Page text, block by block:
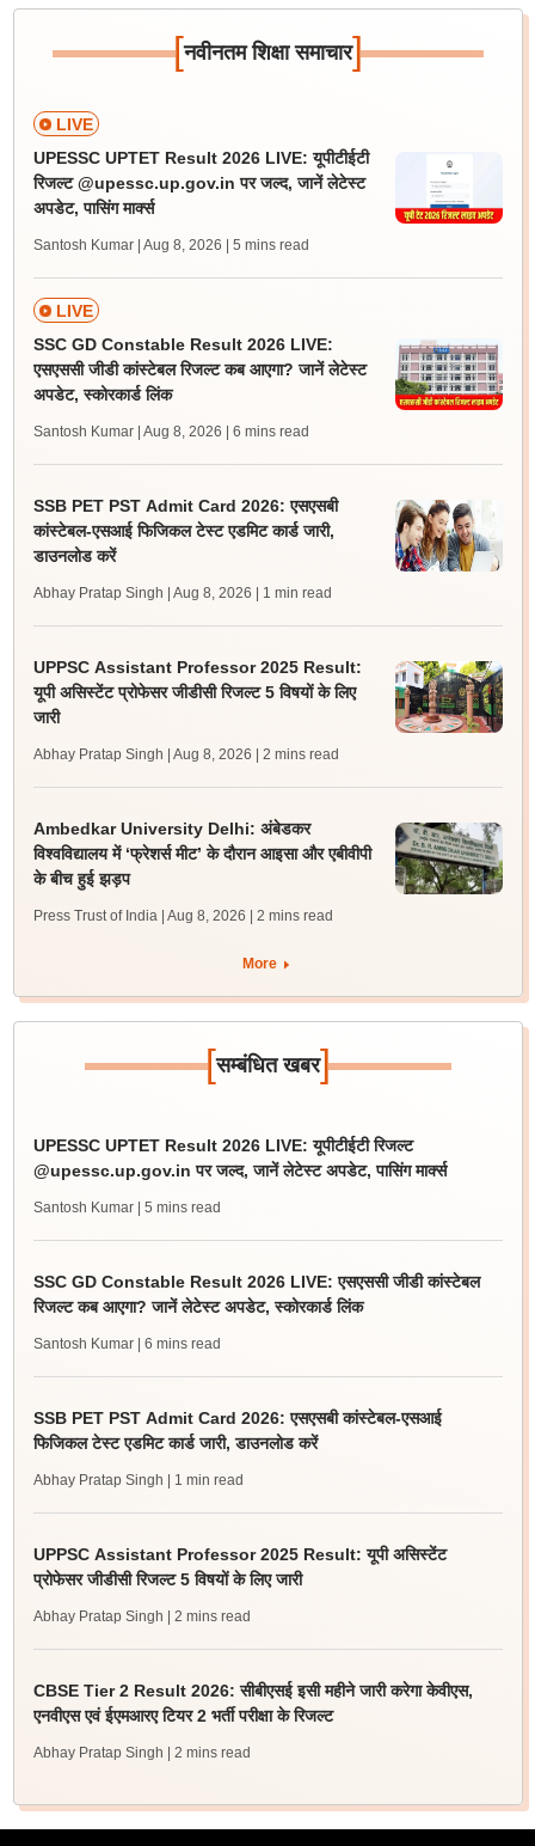
[नवीनतम शिक्षा समाचार]
LIVE
UPESSC UPTET Result 2026 LIVE: यूपीटीईटी
रिजल्ट @upessc.up.gov.in पर जल्द, जानें लेटेस्ट
अपडेट, पासिंग मार्क्स
Santosh Kumar | Aug 8, 2026 | 5 mins read
LIVE
SSC GD Constable Result 2026 LIVE:
एसएससी जीडी कांस्टेबल रिजल्ट कब आएगा? जानें लेटेस्ट
अपडेट, स्कोरकार्ड लिंक
Santosh Kumar | Aug 8, 2026 | 6 mins read
SSB PET PST Admit Card 2026: एसएसबी
कांस्टेबल-एसआई फिजिकल टेस्ट एडमिट कार्ड जारी,
डाउनलोड करें
Abhay Pratap Singh | Aug 8, 2026 | 1 min read
UPPSC Assistant Professor 2025 Result:
यूपी असिस्टेंट प्रोफेसर जीडीसी रिजल्ट 5 विषयों के लिए
जारी
Abhay Pratap Singh | Aug 8, 2026 | 2 mins read
Ambedkar University Delhi: अंबेडकर
विश्वविद्यालय में ‘फ्रेशर्स मीट’ के दौरान आइसा और एबीवीपी
के बीच हुई झड़प
Press Trust of India | Aug 8, 2026 | 2 mins read
More
[सम्बंधित खबर]
UPESSC UPTET Result 2026 LIVE: यूपीटीईटी रिजल्ट
@upessc.up.gov.in पर जल्द, जानें लेटेस्ट अपडेट, पासिंग मार्क्स
Santosh Kumar | 5 mins read
SSC GD Constable Result 2026 LIVE: एसएससी जीडी कांस्टेबल
रिजल्ट कब आएगा? जानें लेटेस्ट अपडेट, स्कोरकार्ड लिंक
Santosh Kumar | 6 mins read
SSB PET PST Admit Card 2026: एसएसबी कांस्टेबल-एसआई
फिजिकल टेस्ट एडमिट कार्ड जारी, डाउनलोड करें
Abhay Pratap Singh | 1 min read
UPPSC Assistant Professor 2025 Result: यूपी असिस्टेंट
प्रोफेसर जीडीसी रिजल्ट 5 विषयों के लिए जारी
Abhay Pratap Singh | 2 mins read
CBSE Tier 2 Result 2026: सीबीएसई इसी महीने जारी करेगा केवीएस,
एनवीएस एवं ईएमआरए टियर 2 भर्ती परीक्षा के रिजल्ट
Abhay Pratap Singh | 2 mins read